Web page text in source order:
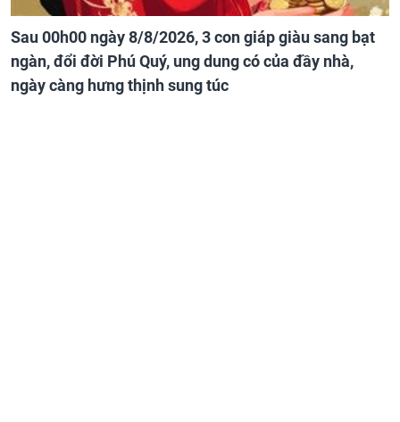
Sau 00h00 ngày 8/8/2026, 3 con giáp giàu sang bạt
ngàn, đổi đời Phú Quý, ung dung có của đầy nhà,
ngày càng hưng thịnh sung túc